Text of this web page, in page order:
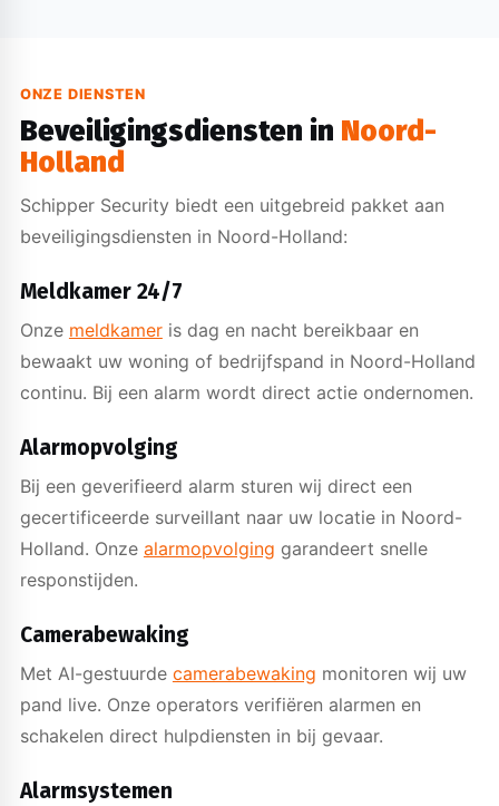
ONZE DIENSTEN
Beveiligingsdiensten in Noord-
Holland
Schipper Security biedt een uitgebreid pakket aan
beveiligingsdiensten in Noord-Holland:
Meldkamer 24/7
Onze meldkameris dag en nacht bereikbaar en
bewaakt uw woning of bedrijfspand in Noord-Holland
continu. Bij een alarm wordt direct actie ondernomen.
Alarmopvolging
Bij een geverifieerd alarm sturen wij direct een
gecertificeerde surveillant naar uw locatie in Noord-
Holland. Onze alarmopvolging garandeert snelle
responstijden.
Camerabewaking
Met AI-gestuurde camerabewaking monitoren wij uw
pand live. Onze operators verifiëren alarmen en
schakelen direct hulpdiensten in bij gevaar.
Alarmsystemen